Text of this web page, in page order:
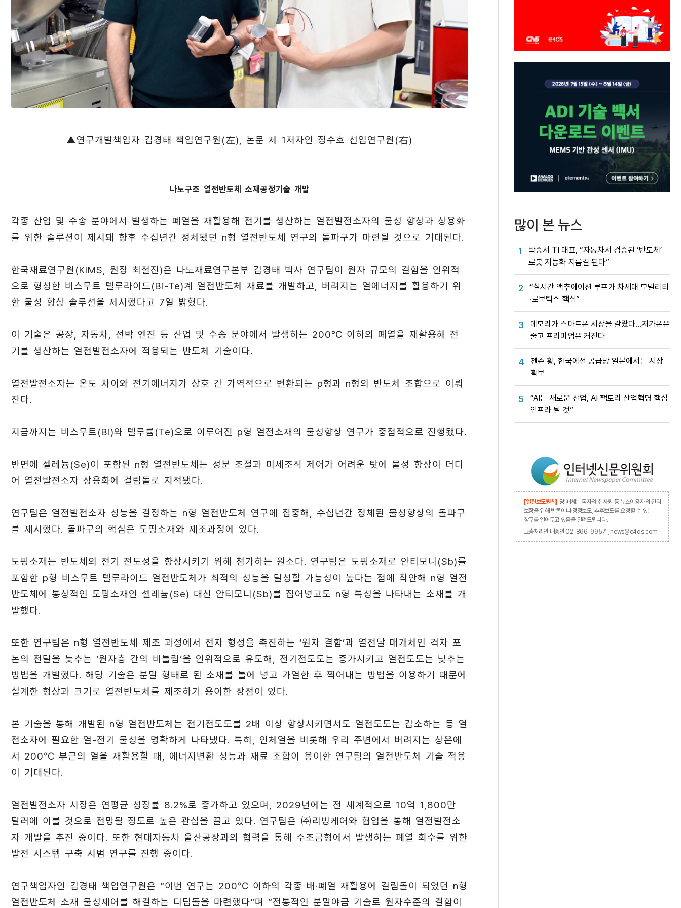
▲연구개발책임자 김경태 책임연구원(左), 논문 제 1저자인 정수호 선임연구원(右)
나노구조 열전반도체 소재공정기술 개발
각종 산업 및 수송 분야에서 발생하는 폐열을 재활용해 전기를 생산하는 열전발전소자의 물성 향상과 상용화
를 위한 솔루션이 제시돼 향후 수십년간 정체됐던 n형 열전반도체 연구의 돌파구가 마련될 것으로 기대된다.
한국재료연구원(KIMS, 원장 최철진)은 나노재료연구본부 김경태 박사 연구팀이 원자 규모의 결함을 인위적
으로 형성한 비스무트 텔루라이드(Bi-Te)계 열전반도체 재료를 개발하고, 버려지는 열에너지를 활용하기 위
한 물성 향상 솔루션을 제시했다고 7일 밝혔다.
이 기술은 공장, 자동차, 선박 엔진 등 산업 및 수송 분야에서 발생하는 200℃ 이하의 폐열을 재활용해 전
기를 생산하는 열전발전소자에 적용되는 반도체 기술이다.
열전발전소자는 온도 차이와 전기에너지가 상호 간 가역적으로 변환되는 p형과 n형의 반도체 조합으로 이뤄
진다.
지금까지는 비스무트(Bi)와 텔루륨(Te)으로 이루어진 p형 열전소재의 물성향상 연구가 중점적으로 진행됐다.
반면에 셀레늄(Se)이 포함된 n형 열전반도체는 성분 조절과 미세조직 제어가 어려운 탓에 물성 향상이 더디
어 열전발전소자 상용화에 걸림돌로 지적됐다.
연구팀은 열전발전소자 성능을 결정하는 n형 열전반도체 연구에 집중해, 수십년간 정체된 물성향상의 돌파구
를 제시했다. 돌파구의 핵심은 도핑소재와 제조과정에 있다.
도핑소재는 반도체의 전기 전도성을 향상시키기 위해 첨가하는 원소다. 연구팀은 도핑소재로 안티모니(Sb)를
포함한 p형 비스무트 텔루라이드 열전반도체가 최적의 성능을 달성할 가능성이 높다는 점에 착안해 n형 열전
반도체에 통상적인 도핑소재인 셀레늄(Se) 대신 안티모니(Sb)를 집어넣고도 n형 특성을 나타내는 소재를 개
발했다.
또한 연구팀은 n형 열전반도체 제조 과정에서 전자 형성을 촉진하는 ‘원자 결함’과 열전달 매개체인 격자 포
논의 전달을 늦추는 ‘원자층 간의 비틀림’을 인위적으로 유도해, 전기전도도는 증가시키고 열전도도는 낮추는
방법을 개발했다. 해당 기술은 분말 형태로 된 소재를 틀에 넣고 가열한 후 찍어내는 방법을 이용하기 때문에
설계한 형상과 크기로 열전반도체를 제조하기 용이한 장점이 있다.
본 기술을 통해 개발된 n형 열전반도체는 전기전도도를 2배 이상 향상시키면서도 열전도도는 감소하는 등 열
전소자에 필요한 열-전기 물성을 명확하게 나타냈다. 특히, 인체열을 비롯해 우리 주변에서 버려지는 상온에
서 200℃ 부근의 열을 재활용할 때, 에너지변환 성능과 재료 조합이 용이한 연구팀의 열전반도체 기술 적용
이 기대된다.
열전발전소자 시장은 연평균 성장률 8.2%로 증가하고 있으며, 2029년에는 전 세계적으로 10억 1,800만
달러에 이를 것으로 전망될 정도로 높은 관심을 끌고 있다. 연구팀은 ㈜리빙케어와 협업을 통해 열전발전소
자 개발을 추진 중이다. 또한 현대자동차 울산공장과의 협력을 통해 주조금형에서 발생하는 폐열 회수를 위한
발전 시스템 구축 시범 연구를 진행 중이다.
연구책임자인 김경태 책임연구원은 “이번 연구는 200℃ 이하의 각종 배·폐열 재활용에 걸림돌이 되었던 n형
열전반도체 소재 물성제어를 해결하는 디딤돌을 마련했다”며 “전통적인 분말야금 기술로 원자수준의 결함이
많이 본 뉴스
1
박중서 TI 대표, “자동차서 검증된 ‘반도체’
로봇 지능화 지름길 된다”
2
“실시간 액추에이션 루프가 차세대 모빌리티
·로보틱스 핵심”
3
메모리가 스마트폰 시장을 갈랐다…저가폰은
줄고 프리미엄은 커진다
4
젠슨 황, 한국에선 공급망 일본에서는 시장
확보
5
“AI는 새로운 산업, AI 팩토리 산업혁명 핵심
인프라 될 것”
[열린보도원칙] 당 매체는 독자와 취재원 등 뉴스이용자의 권리
보장을 위해 반론이나 정정보도, 추후보도를 요청할 수 있는
창구를 열어두고 있음을 알려드립니다.
고충처리인 배종인 02-866-9957 , news@e4ds.com